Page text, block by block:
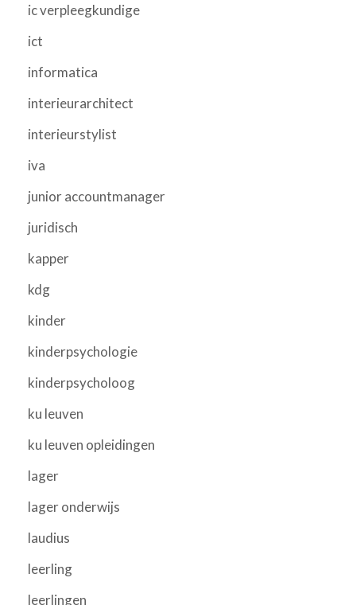
ic verpleegkundige
ict
informatica
interieurarchitect
interieurstylist
iva
junior accountmanager
juridisch
kapper
kdg
kinder
kinderpsychologie
kinderpsycholoog
ku leuven
ku leuven opleidingen
lager
lager onderwijs
laudius
leerling
leerlingen